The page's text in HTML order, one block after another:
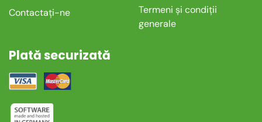
Contactați-ne
Termeni și condiții
generale
Plată securizată